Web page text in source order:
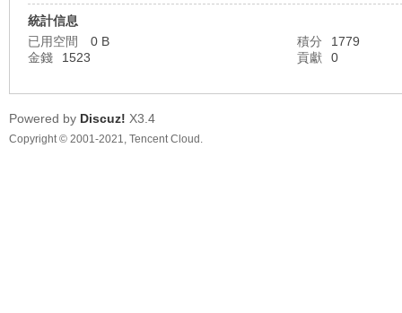
統計信息
已用空間
0 B 積分
1779
金錢
1523 貢獻 0
Powered by Discuz! X3.4
Copyright © 2001-2021, Tencent Cloud.